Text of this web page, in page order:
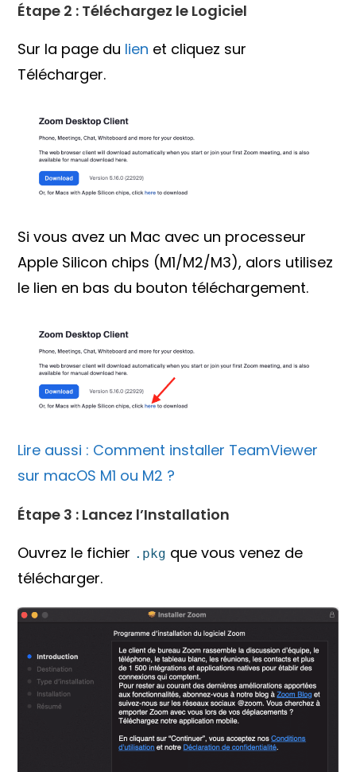
Étape 2 : Téléchargez le Logiciel
Sur la page du lien et cliquez sur
Télécharger.
Si vous avez un Mac avec un processeur
Apple Silicon chips (M1/M2/M3), alors utilisez
le lien en bas du bouton téléchargement.
Lire aussi : Comment installer TeamViewer
sur macOS M1 ou M2 ?
Étape 3 : Lancez l’Installation
Ouvrez le fichier .pkg que vous venez de
télécharger.